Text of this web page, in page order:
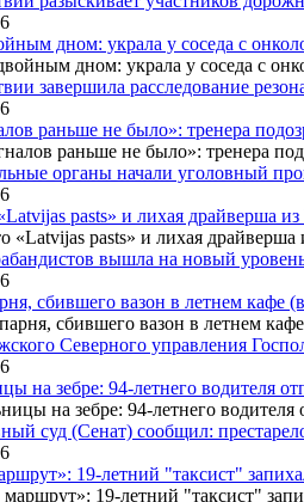
дном: украла у соседа с
завершила расследование
раньше не было»: тренера
органы начали уголовный
pasts» и лихая драйверша
вышла на новый
сбившего вазон в летнем кафе
Северного управления
на зебре: 94-летнего водителя
суд (Сенат) сообщил:
19-летний "таксист"